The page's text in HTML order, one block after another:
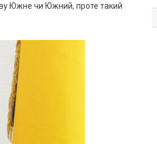
Южне чи Южний, проте такий